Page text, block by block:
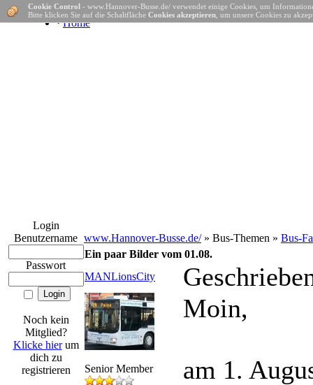
· Home
Login
Benutzername
Passwort
Noch kein
Mitglied?
Klicke hierum
dich zu
registrieren
Cookie Control - www.Hannover-Busse.de/ verwendet einige Cookies, um
Bitte klicken Sie auf die Schaltfläche Cookies akzeptieren , um unsere Cookies zu
www.Hannover-Busse.de/» Bus-Themen » Bus-
Ein paar Bilder vom 01.08.
MANLionsCity
Senior Member
Moin,
am 1.